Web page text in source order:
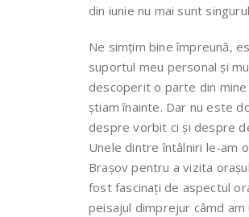
din iunie nu mai sunt
Ne simțim bine împreună,
suportul meu personal și
descoperit o parte din
știam înainte. Dar nu este
despre vorbit ci și despre
Unele dintre întâlniri le-am
Brașov pentru a vizita
fost fascinați de aspectul
peisajul dimprejur câmd am